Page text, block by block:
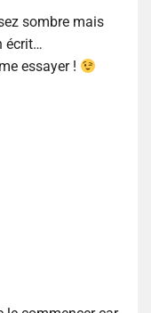
sombre mais
écrit…
essayer !